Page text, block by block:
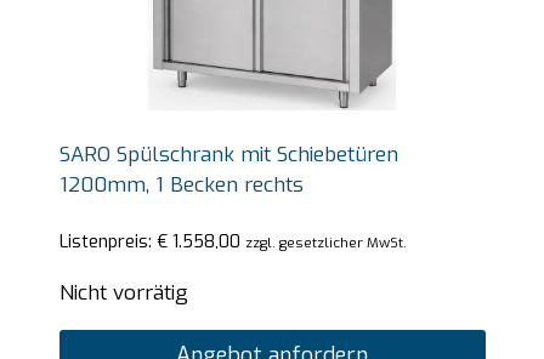
SARO Spülschrank mit Schiebetüren
1200mm, 1 Becken rechts
Listenpreis: €1.558,00 zzgl. gesetzlicher MwSt.
Nicht vorrätig